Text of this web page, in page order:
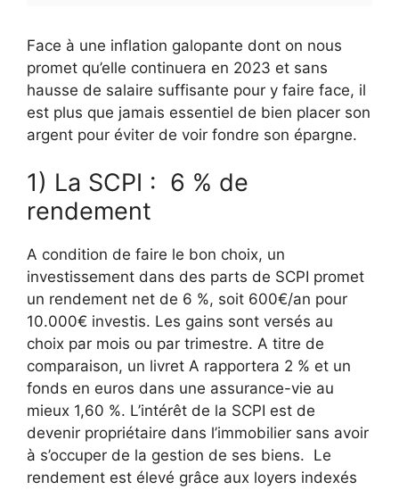
Face à une inflation galopante dont on nous
promet qu’elle continuera en 2023 et sans
hausse de salaire suffisante pour y faire face, il
est plus que jamais essentiel de bien placer son
argent pour éviter de voir fondre son épargne.
1) La SCPI : 6 % de
rendement
A condition de faire le bon choix, un
investissement dans des parts de SCPI promet
un rendement net de 6 %, soit 600€/an pour
10.000€ investis. Les gains sont versés au
choix par mois ou par trimestre. A titre de
comparaison, un livret A rapportera 2 % et un
fonds en euros dans une assurance-vie au
mieux 1,60 %. L’intérêt de la SCPI est de
devenir propriétaire dans l’immobilier sans avoir
à s’occuper de la gestion de ses biens. Le
rendement est élevé grâce aux loyers indexés